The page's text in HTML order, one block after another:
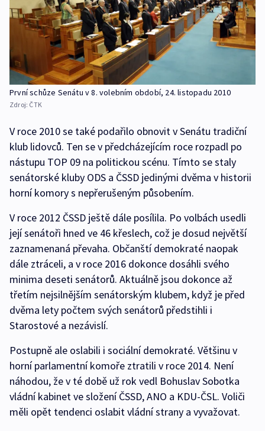
První schůze Senátu v 8. volebním období, 24. listopadu 2010
Zdroj: ČTK
V roce 2010 se také podařilo obnovit v Senátu tradiční
klub lidovců. Ten se v předcházejícím roce rozpadl po
nástupu TOP 09 na politickou scénu. Tímto se staly
senátorské kluby ODS a ČSSD jedinými dvěma v historii
horní komory s nepřerušeným působením.
V roce 2012 ČSSD ještě dále posílila. Po volbách usedli
její senátoři hned ve 46 křeslech, což je dosud největší
zaznamenaná převaha. Občanští demokraté naopak
dále ztráceli, a v roce 2016 dokonce dosáhli svého
minima deseti senátorů. Aktuálně jsou dokonce až
třetím nejsilnějším senátorským klubem, když je před
dvěma lety počtem svých senátorů předstihli i
Starostové a nezávislí.
Postupně ale oslabili i sociální demokraté. Většinu v
horní parlamentní komoře ztratili v roce 2014. Není
náhodou, že v té době už rok vedl Bohuslav Sobotka
vládní kabinet ve složení ČSSD, ANO a KDU-ČSL. Voliči
měli opět tendenci oslabit vládní strany a vyvažovat.